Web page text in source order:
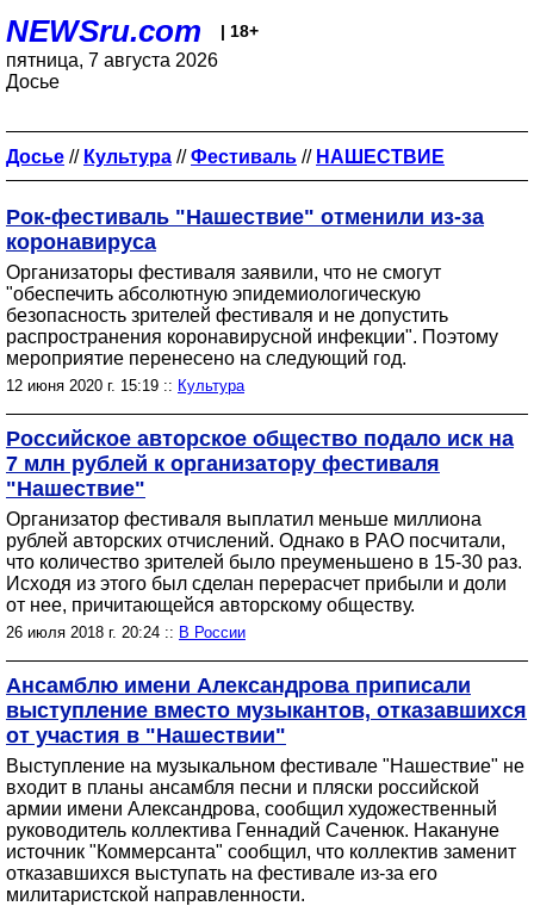
NEWSru.com | 18+
пятница, 7 августа 2026
Досье
Досье // Культура //Фестиваль // НАШЕСТВИЕ
Рок-фестиваль "Нашествие" отменили из-за
коронавируса
Организаторы фестиваля заявили, что не смогут
"обеспечить абсолютную эпидемиологическую
безопасность зрителей фестиваля и не допустить
распространения коронавирусной инфекции". Поэтому
мероприятие перенесено на следующий год.
12 июня 2020 г. 15:19 :: Культура
Российское авторское общество подало иск на
7 млн рублей к организатору фестиваля
"Нашествие"
Организатор фестиваля выплатил меньше миллиона
рублей авторских отчислений. Однако в РАО посчитали,
что количество зрителей было преуменьшено в 15-30 раз.
Исходя из этого был сделан перерасчет прибыли и доли
от нее, причитающейся авторскому обществу.
26 июля 2018 г. 20:24 :: В России
Ансамблю имени Александрова приписали
выступление вместо музыкантов, отказавшихся
от участия в "Нашествии"
Выступление на музыкальном фестивале "Нашествие" не
входит в планы ансамбля песни и пляски российской
армии имени Александрова, сообщил художественный
руководитель коллектива Геннадий Саченюк. Накануне
источник "Коммерсанта" сообщил, что коллектив заменит
отказавшихся выступать на фестивале из-за его
милитаристской направленности.